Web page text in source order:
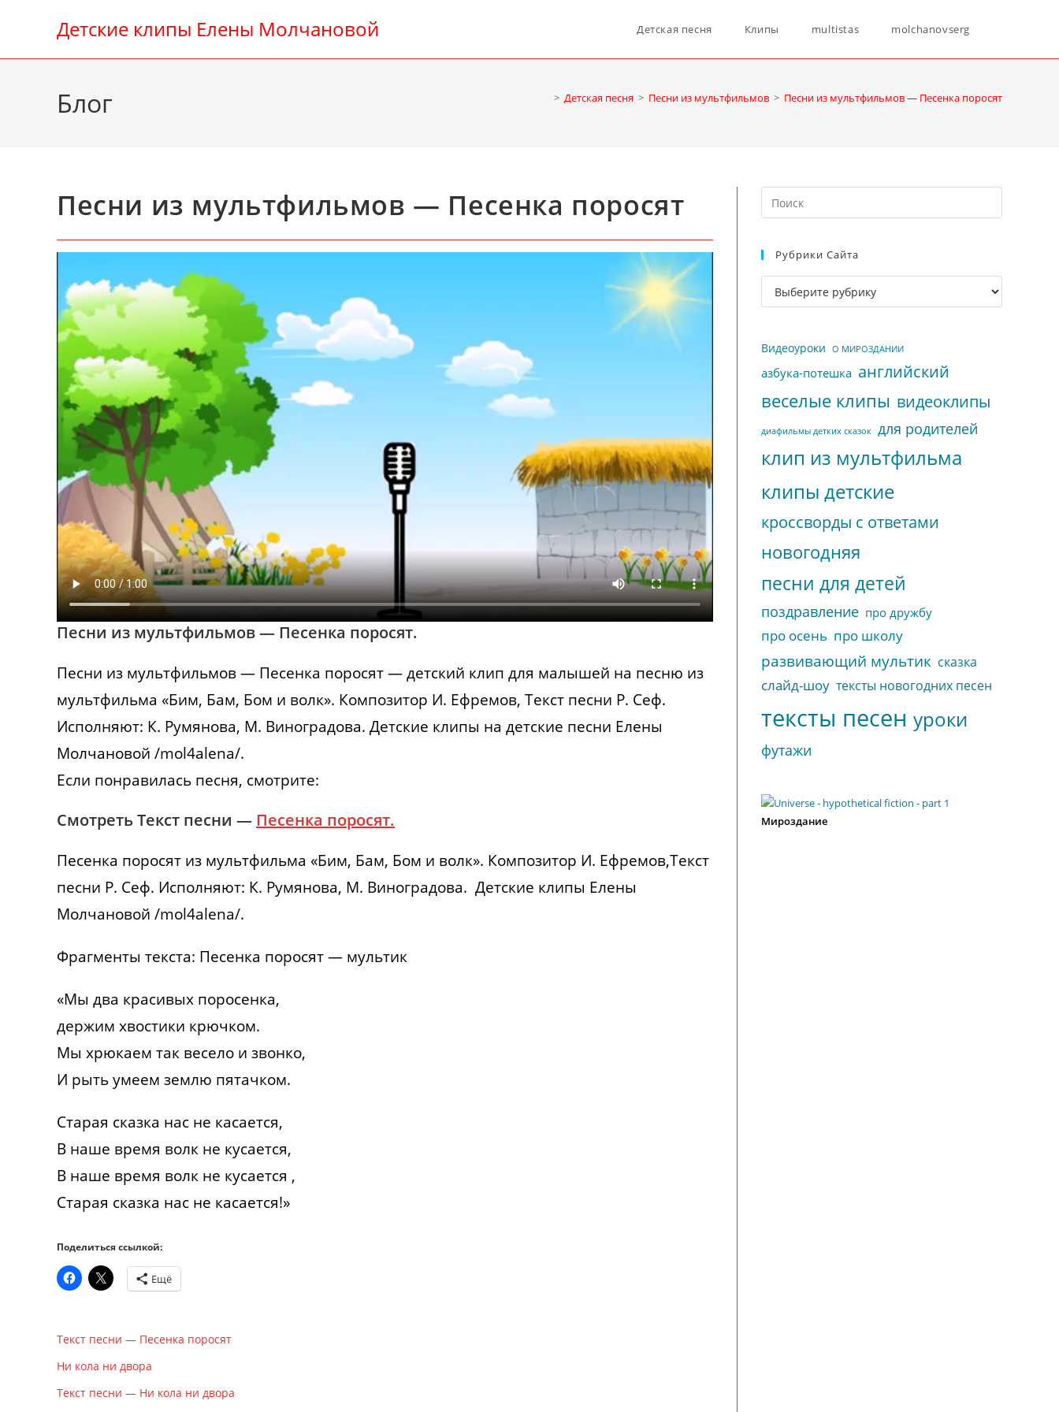
Детские клипы Елены Молчановой Детская песня Клипы multistas molchanovserg
Блог > Детская песня > Песни из мультфильмов > Песни из мультфильмов — Песенка поросят
Песни из мультфильмов — Песенка поросят
Песни из мультфильмов — Песенка поросят.
Песни из мультфильмов — Песенка поросят — детский клип для малышей на песню из
мультфильма «Бим, Бам, Бом и волк». Композитор И. Ефремов, Текст песни Р. Сеф.
Исполняют: К. Румянова, М. Виноградова. Детские клипы на детские песни Елены
Молчановой /mol4alena/.
Если понравилась песня, смотрите:
Смотреть Текст песни — Песенка поросят.
Песенка поросят из мультфильма «Бим, Бам, Бом и волк». Композитор И. Ефремов,Текст
песни Р. Сеф. Исполняют: К. Румянова, М. Виноградова. Детские клипы Елены
Молчановой /mol4alena/.
Фрагменты текста: Песенка поросят — мультик
«Мы два красивых поросенка,
держим хвостики крючком.
Мы хрюкаем так весело и звонко,
И рыть умеем землю пятачком.
Старая сказка нас не касается,
В наше время волк не кусается,
В наше время волк не кусается ,
Старая сказка нас не касается!»
Поделиться ссылкой:
Ещё
Текст песни — Песенка поросят
Ни кола ни двора
Текст песни — Ни кола ни двора
клавишу
закрыть
Рубрики Сайта
Рубрики
сайта
Видеоуроки О МИРОЗДАНИИ
азбука-потешка английский
веселые клипы видеоклипы
диафильмы детких сказок для родителей
клип из мультфильма
клипы детские
кроссворды с ответами
новогодняя
песни для детей
поздравление про дружбу
про осень про школу
развивающий мультик сказка
слайд-шоу тексты новогодних песен
тексты песен уроки
футажи
Мироздание